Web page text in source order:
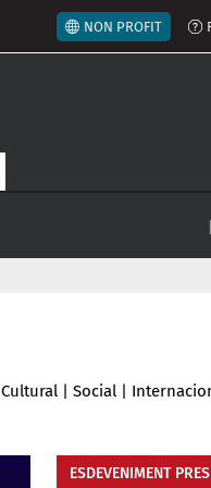
Menú del
NON PROFIT
Cultural | Social |
ESDEVENIMENT